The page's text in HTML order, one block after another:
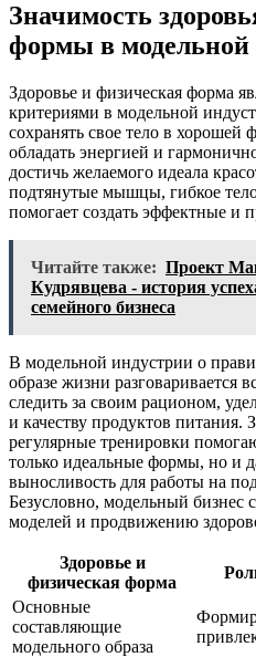
Значимость
формы в модельной
Здоровье и физическая форма
критериями в модельной
сохранять свое тело в хорошей
обладать энергией и
достичь желаемого идеала
подтянутые мышцы, гибкое
помогает создать эффектные и
Читайте также: Проект
Кудрявцева - история
семейного бизнеса
В модельной индустрии о
образе жизни
следить за своим рационом,
и качеству продуктов питания.
регулярные тренировки
только идеальные формы, но и
выносливость для работы на
Безусловно, модельный бизнес
моделей и продвижению
Здоровье и
физическая форма
Основные
составляющие
модельного образа